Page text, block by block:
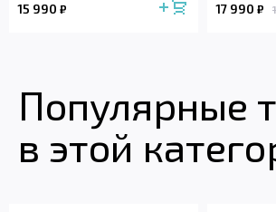
15 990 ₽ 17 990 ₽
Популярные
в этой